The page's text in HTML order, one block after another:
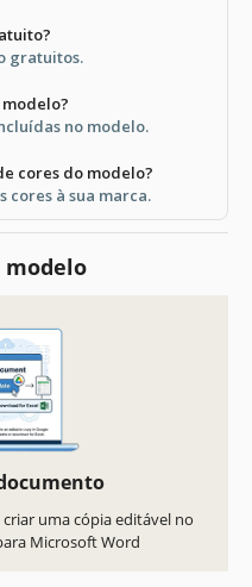
gratuitos.
no modelo.
cores do modelo?
cores à sua marca.
modelo
uma cópia editável no
Microsoft Word